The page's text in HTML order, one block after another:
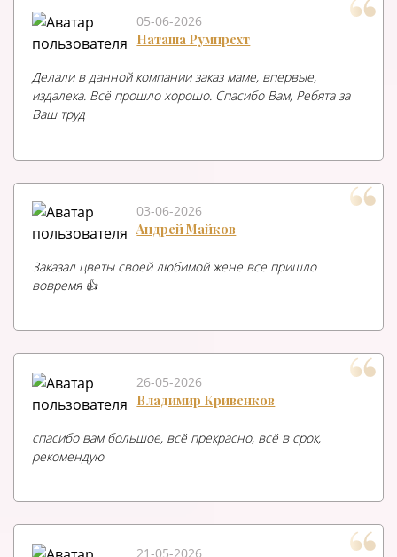
05-06-2026
Наташа Румпрехт
Делали в данной компании заказ маме, впервые,
издалека. Всё прошло хорошо. Спасибо Вам, Ребята за
Ваш труд
03-06-2026
Андрей Майков
Заказал цветы своей любимой жене все пришло
вовремя 👍
26-05-2026
Владимир Кривенков
спасибо вам большое, всё прекрасно, всё в срок,
рекомендую
21-05-2026